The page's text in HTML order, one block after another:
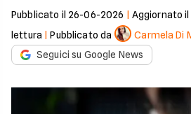
Pubblicato il 26-06-2026 Aggiornato il
lettura |Pubblicato da
Carmela Di
Seguici su Google News